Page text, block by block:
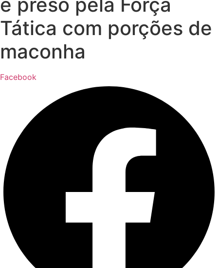
Tática com porções de
maconha
Facebook